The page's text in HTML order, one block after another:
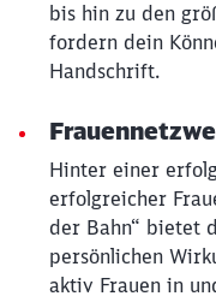
bis hin zu den
fordern dein
Handschrift.
Hinter einer
erfolgreicher
der Bahn“ bietet
persönlichen
aktiv Frauen in